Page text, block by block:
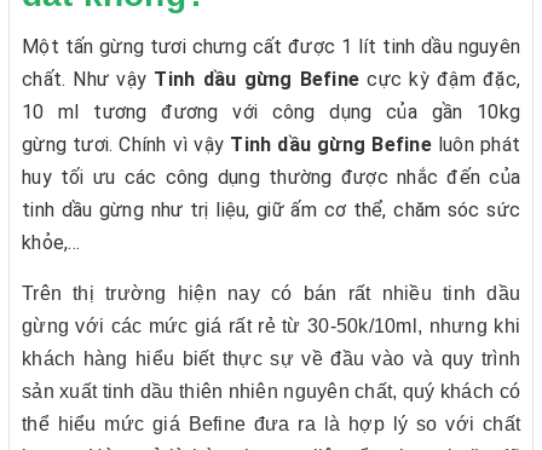
Một tấn gừng tươi chưng cất được 1 lít tinh dầu nguyên
chất. Như vậy Tinh dầu gừng Befine cực kỳ đậm đặc,
10 ml tương đương với công dụng của gần 10kg
gừng tươi. Chính vì vậy Tinh dầu gừng Befine luôn phát
huy tối ưu các công dụng thường được nhắc đến của
tinh dầu gừng như trị liệu, giữ ấm cơ thể, chăm sóc sức
khỏe,…
Trên thị trường hiện nay có bán rất nhiều tinh dầu
gừng với các mức giá rất rẻ từ 30-50k/10ml, nhưng khi
khách hàng hiểu biết thực sự về đầu vào và quy trình
sản xuất tinh dầu thiên nhiên nguyên chất, quý khách có
thể hiểu mức giá Befine đưa ra là hợp lý so với chất